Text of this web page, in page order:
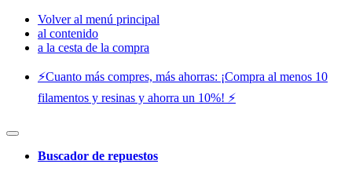
Volver al menú principal
al contenido
a la cesta de la compra
⚡️Cuanto más compres, más ahorras: ¡Compra al menos 10
filamentos y resinas y ahorra un 10%! ⚡️
Buscador de repuestos